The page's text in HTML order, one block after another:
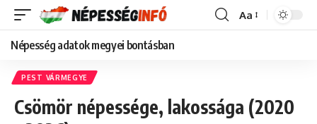
Font
Aa
Népesség adatok megyei bontásban
PEST VÁRMEGYE
Csömör népessége, lakossága (2020